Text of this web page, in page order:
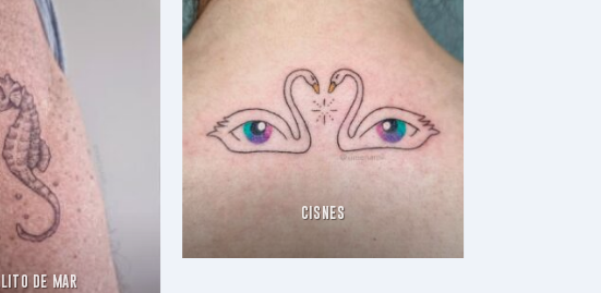
DE MAR
CISNES